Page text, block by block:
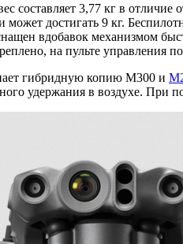
составляет 3,77 кг в
достигать 9 кг.
вдобавок механизмом
на пульте управления
гибридную копию M300 и
удержания в воздухе. При